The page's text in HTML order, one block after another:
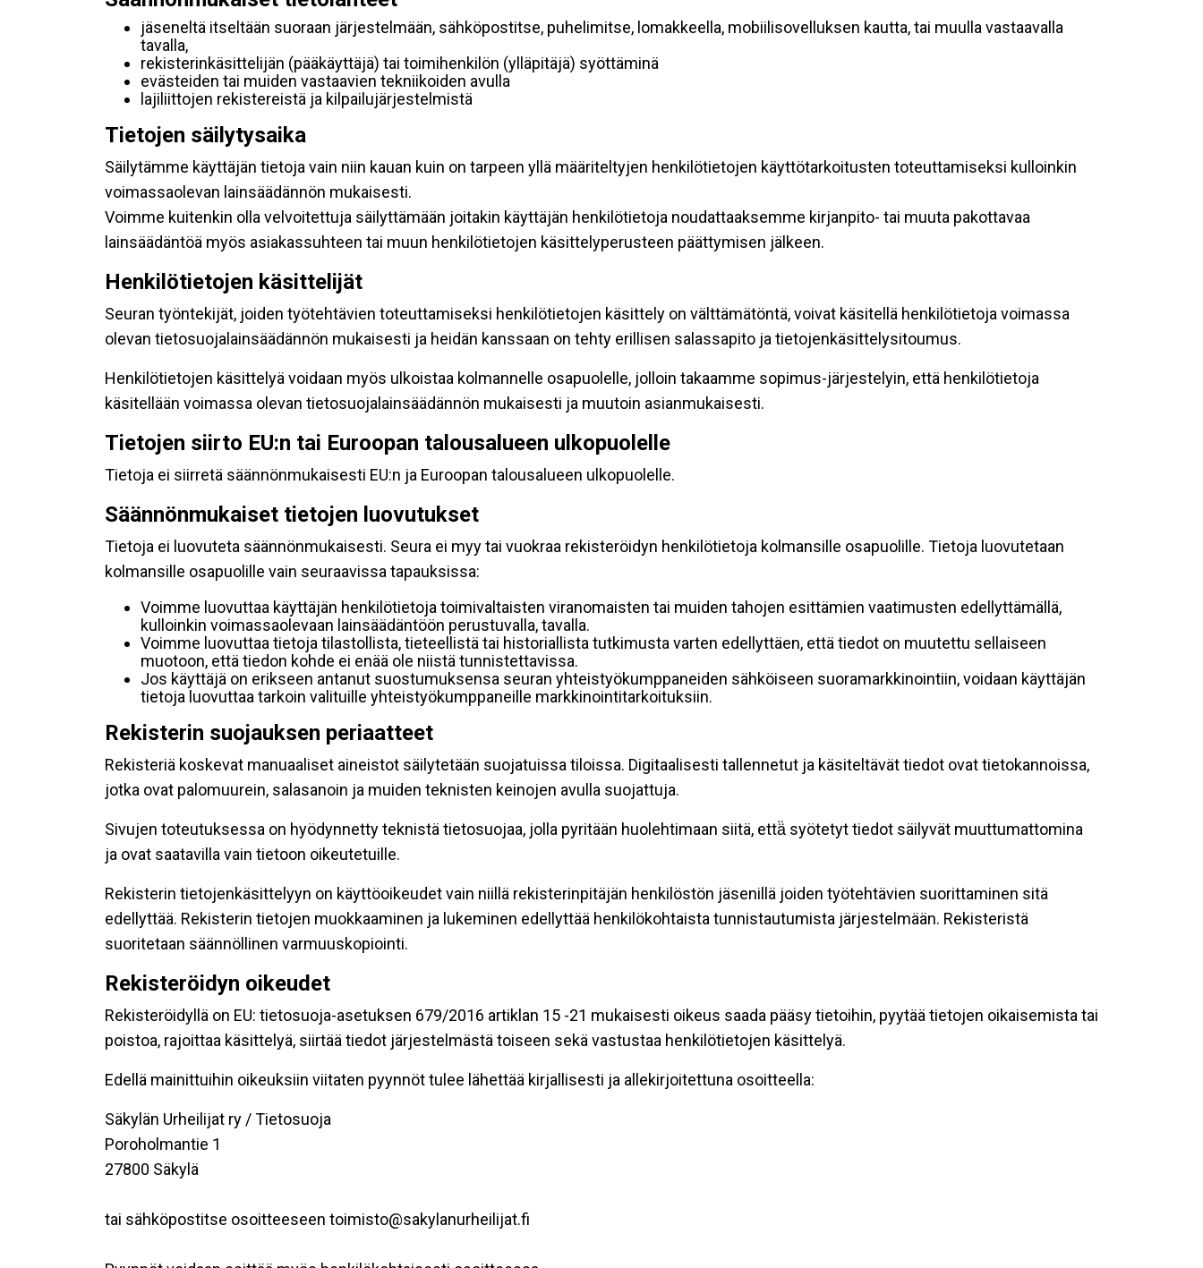
jäseneltä itseltään suoraan järjestelmään, sähköpostitse, puhelimitse, lomakkeella, mobiilisovelluksen kautta, tai muulla vastaavalla
tavalla,
rekisterinkäsittelijän (pääkäyttäjä) tai toimihenkilön (ylläpitäjä) syöttäminä
evästeiden tai muiden vastaavien tekniikoiden avulla
lajiliittojen rekistereistä ja kilpailujärjestelmistä
Tietojen säilytysaika
Säilytämme käyttäjän tietoja vain niin kauan kuin on tarpeen yllä määriteltyjen henkilötietojen käyttötarkoitusten toteuttamiseksi kulloinkin
voimassaolevan lainsäädännön mukaisesti.
Voimme kuitenkin olla velvoitettuja säilyttämään joitakin käyttäjän henkilötietoja noudattaaksemme kirjanpito- tai muuta pakottavaa
lainsäädäntöä myös asiakassuhteen tai muun henkilötietojen käsittelyperusteen päättymisen jälkeen.
Henkilötietojen käsittelijät
Seuran työntekijät, joiden työtehtävien toteuttamiseksi henkilötietojen käsittely on välttämätöntä, voivat käsitellä henkilötietoja voimassa
olevan tietosuojalainsäädännön mukaisesti ja heidän kanssaan on tehty erillisen salassapito ja tietojenkäsittelysitoumus.
Henkilötietojen käsittelyä voidaan myös ulkoistaa kolmannelle osapuolelle, jolloin takaamme sopimus-järjestelyin, että henkilötietoja
käsitellään voimassa olevan tietosuojalainsäädännön mukaisesti ja muutoin asianmukaisesti.
Tietojen siirto EU:n tai Euroopan talousalueen ulkopuolelle
Tietoja ei siirretä säännönmukaisesti EU:n ja Euroopan talousalueen ulkopuolelle.
Säännönmukaiset tietojen luovutukset
Tietoja ei luovuteta säännönmukaisesti. Seura ei myy tai vuokraa rekisteröidyn henkilötietoja kolmansille osapuolille. Tietoja luovutetaan
kolmansille osapuolille vain seuraavissa tapauksissa:
Voimme luovuttaa käyttäjän henkilötietoja toimivaltaisten viranomaisten tai muiden tahojen esittämien vaatimusten edellyttämällä,
kulloinkin voimassaolevaan lainsäädäntöön perustuvalla, tavalla.
Voimme luovuttaa tietoja tilastollista, tieteellistä tai historiallista tutkimusta varten edellyttäen, että tiedot on muutettu sellaiseen
muotoon, että tiedon kohde ei enää ole niistä tunnistettavissa.
Jos käyttäjä on erikseen antanut suostumuksensa seuran yhteistyökumppaneiden sähköiseen suoramarkkinointiin, voidaan käyttäjän
tietoja luovuttaa tarkoin valituille yhteistyökumppaneille markkinointitarkoituksiin.
Rekisterin suojauksen periaatteet
Rekisteriä koskevat manuaaliset aineistot säilytetään suojatuissa tiloissa. Digitaalisesti tallennetut ja käsiteltävät tiedot ovat tietokannoissa,
jotka ovat palomuurein, salasanoin ja muiden teknisten keinojen avulla suojattuja.
Sivujen toteutuksessa on hyödynnetty teknistä tietosuojaa, jolla pyritään huolehtimaan siitä, että̈ syötetyt tiedot säilyvät muuttumattomina
ja ovat saatavilla vain tietoon oikeutetuille.
Rekisterin tietojenkäsittelyyn on käyttöoikeudet vain niillä rekisterinpitäjän henkilöstön jäsenillä joiden työtehtävien suorittaminen sitä
edellyttää. Rekisterin tietojen muokkaaminen ja lukeminen edellyttää henkilökohtaista tunnistautumista järjestelmään. Rekisteristä
suoritetaan säännöllinen varmuuskopiointi.
Rekisteröidyn oikeudet
Rekisteröidyllä on EU: tietosuoja-asetuksen 679/2016 artiklan 15 -21 mukaisesti oikeus saada pääsy tietoihin, pyytää tietojen oikaisemista tai
poistoa, rajoittaa käsittelyä, siirtää tiedot järjestelmästä toiseen sekä vastustaa henkilötietojen käsittelyä.
Edellä mainittuihin oikeuksiin viitaten pyynnöt tulee lähettää kirjallisesti ja allekirjoitettuna osoitteella:
Säkylän Urheilijat ry / Tietosuoja
Poroholmantie 1
27800 Säkylä
tai sähköpostitse osoitteeseen toimisto@sakylanurheilijat.fi